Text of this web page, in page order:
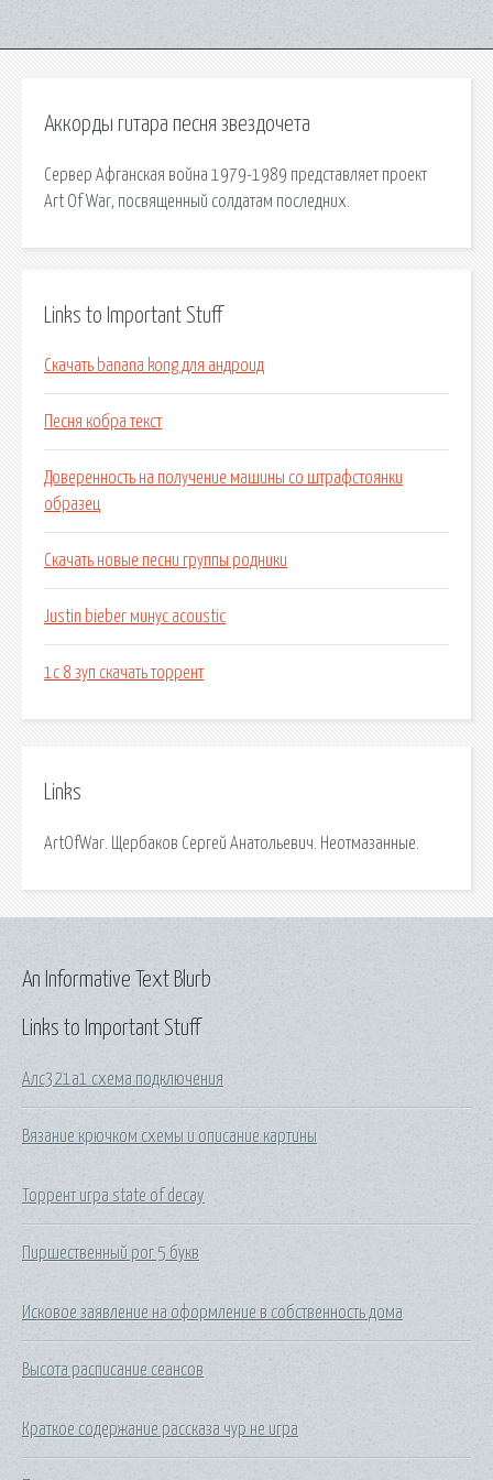
Аккорды гитара песня звездочета
Сервер Афганская война 1979-1989 представляет проект
Art Of War, посвященный солдатам последних.
Links to Important Stuff
Скачать banana kong для андроид
Песня кобра текст
Доверенность на получение машины со штрафстоянки
образец
Скачать новые песни группы родники
Justin bieber минус acoustic
1с 8 зуп скачать торрент
Links
ArtOfWar. Щербаков Сергей Анатольевич. Неотмазанные.
Links to Important Stuff
Алс321а1 схема подключения
Вязание крючком схемы и описание картины
Торрент игра state of decay
Пиршественный рог 5 букв
Исковое заявление на оформление в собственность дома
Высота расписание сеансов
Краткое содержание рассказа чур не игра
An Informative Text Blurb